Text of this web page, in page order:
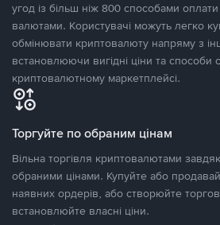
угод із більш ніж 800 способами
валютами. Користувачі можуть легко
обмінювати криптовалюту напряму з
встановлюючи вигідні ціни та способи
криптовалютному маркетплейсі.
Торгуйте по обраним цінам
Вільна торгівля криптовалютами
обраними цінами. Купуйте або
наявних ордерів, або створюйте
встановлюйте власні ціни.